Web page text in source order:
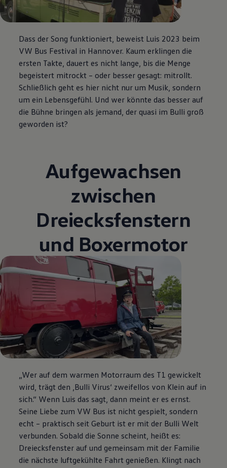
Dass der Song funktioniert, beweist Luis 2023 beim
VW Bus Festival in Hannover. Kaum erklingen die
ersten Takte, dauert es nicht lange, bis die Menge
begeistert mitrockt – oder besser gesagt: mitrollt.
Schließlich geht es hier nicht nur um Musik, sondern
um ein Lebensgefühl. Und wer könnte das besser auf
die Bühne bringen als jemand, der quasi im Bulli groß
geworden ist?
Aufgewachsen
zwischen
Dreiecksfenstern
und Boxermotor
„Wer auf dem warmen Motorraum des T1 gewickelt
wird, trägt den ‚Bulli Virus‘ zweifellos von Klein auf in
sich.“ Wenn Luis das sagt, dann meint er es ernst.
Seine Liebe zum VW Bus ist nicht gespielt, sondern
echt – praktisch seit Geburt ist er mit der Bulli Welt
verbunden. Sobald die Sonne scheint, heißt es:
Dreiecksfenster auf und gemeinsam mit der Familie
die nächste luftgekühlte Fahrt genießen. Klingt nach